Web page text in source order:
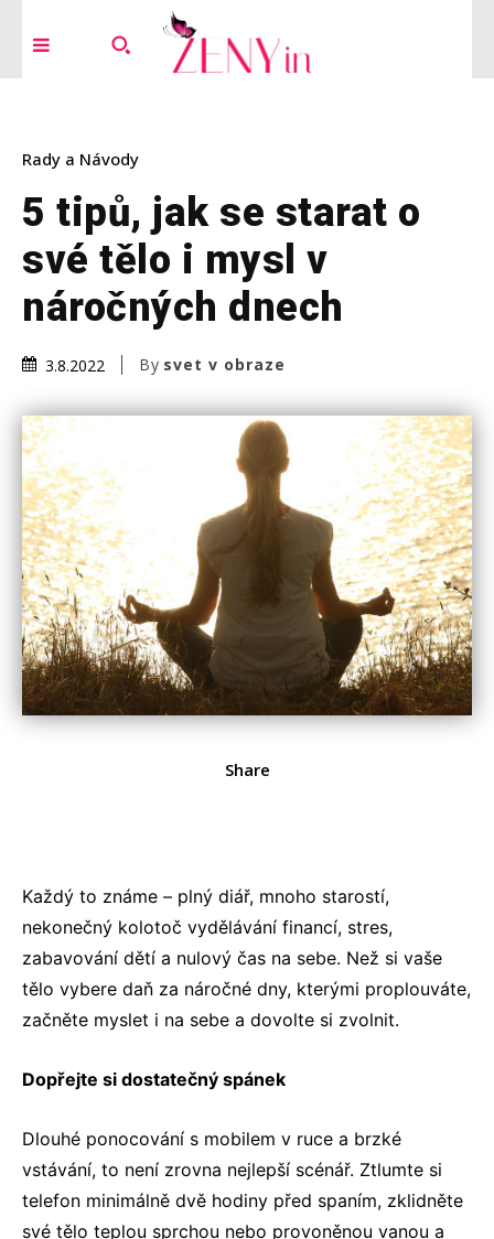
Rady a Návody
5 tipů, jak se starat o
své tělo i mysl v
náročných dnech
3.8.2022 By svet v obraze
Share
Každý to známe – plný diář, mnoho starostí,
nekonečný kolotoč vydělávání financí, stres,
zabavování dětí a nulový čas na sebe. Než si vaše
tělo vybere daň za náročné dny, kterými proplouváte,
začněte myslet i na sebe a dovolte si zvolnit.
Dopřejte si dostatečný spánek
Dlouhé ponocování s mobilem v ruce a brzké
vstávání, to není zrovna nejlepší scénář. Ztlumte si
telefon minimálně dvě hodiny před spaním, zklidněte
své tělo teplou sprchou nebo provoněnou vanou a